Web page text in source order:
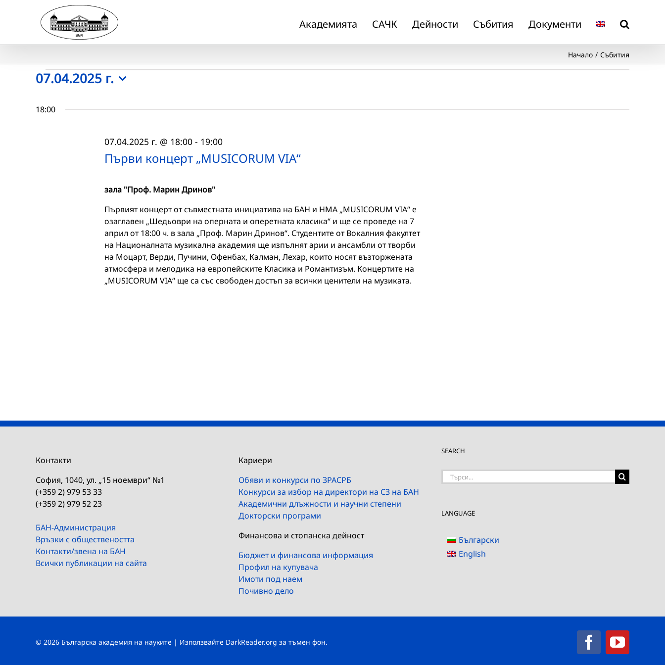
Академията САЧК Дейности Събития Документи
Начало Събития
Събития
for
07.04.2025 г.
date.
18:00
Първи концерт „MUSICORUM VIA“
07.04.2025 г. @ 18:00- 19:00
зала "Проф. Марин Дринов"
Първият концерт от съвместната инициатива на БАН и НМА „MUSICORUM VIA“ е
озаглавен „Шедьоври на оперната и оперетната класика“ и ще се проведе на 7
април от 18:00 ч. в зала „Проф. Марин Дринов“. Студентите от Вокалния факултет
на Националната музикална академия ще изпълнят арии и ансамбли от творби
на Моцарт, Верди, Пучини, Офенбах, Калман, Лехар, които носят възторжената
атмосфера и мелодика на европейските Класика и Романтизъм. Концертите на
„MUSICORUM VIA“ ще са със свободен достъп за всички ценители на музиката.
Контакти
София, 1040, ул. „15 ноември“ №1
(+359 2) 979 53 33
(+359 2) 979 52 23
БАН-Администрация
Връзки с обществеността
Контакти/звена на БАН
Всички публикации на сайта
Кариери
Обяви и конкурси по ЗРАСРБ
Конкурси за избор на директори на СЗ на БАН
Академични длъжности и научни степени
Докторски програми
Финансова и стопанска дейност
Бюджет и финансова информация
Профил на купувача
Имоти под наем
Почивно дело
SEARCH
Търсене
LANGUAGE
Български
English
© 2026 Българска академия на науките | Използвайте DarkReader.org за тъмен фон. Facebook